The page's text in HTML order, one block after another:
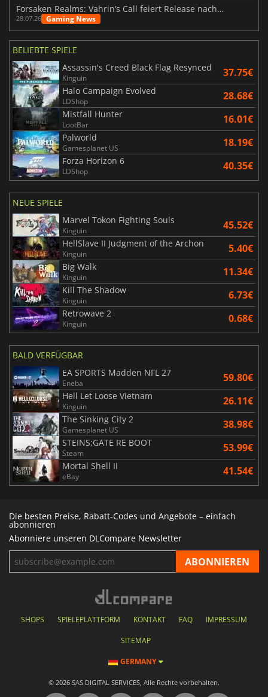
Forsaken Realms: Vahrin’s Call feiert Release nach 10 Jahren
28.07.26 Gaming News
BELIEBTE SPIELE
Assassin's Creed Black Flag Resynced
Kinguin 37.75€
Halo Campaign Evolved
LDShop 28.68€
Mistfall Hunter
LootBar 16.01€
Palworld
Gamesplanet US 18.19€
Forza Horizon 6
LDShop 40.35€
NEUE SPIELE
Marvel Tokon Fighting Souls
Kinguin 45.52€
HellSlave II Judgment of the Archon
Kinguin 5.40€
Big Walk
Kinguin 11.34€
Kill The Shadow
Kinguin 6.73€
Retrowave 2
Kinguin 0.68€
BALD VERFÜGBAR
EA SPORTS Madden NFL 27
Eneba 59.80€
Hell Let Loose Vietnam
Kinguin 26.11€
The Sinking City 2
Gamesplanet US 38.98€
STEINS;GATE RE BOOT
Steam 53.99€
Mortal Shell II
eBay 41.54€
Die besten Preise, Rabatt-Codes und Angebote – einfach
abonnieren
Abonniere unseren DLCompare Newsletter
SHOPS SPIELEPLATTFORM KONTAKT FAQ IMPRESSUM
SITEMAP
GERMANY
© 2026 SAS DIGITAL SERVICES, Alle Rechte vorbehalten.